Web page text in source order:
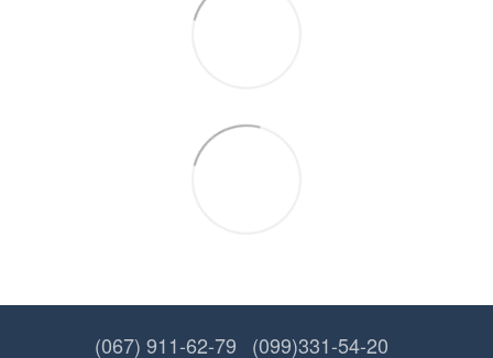
(067) 911-62-79 (099)331-54-20